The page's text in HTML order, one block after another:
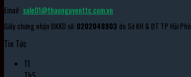
Email :sale01@thaonguyenttc.com.vn
Giấy chứng nhận ĐKKD số:0202048903 do Sở KH & ĐT TP Hải
Tin Tức
11